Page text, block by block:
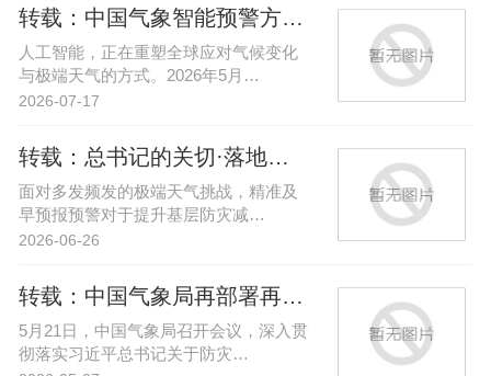
转载：中国气象智能预警方案“妈祖…
人工智能，正在重塑全球应对气候变化
与极端天气的方式。2026年5月…
2026-07-17
转载：总书记的关切·落地回响丨短…
面对多发频发的极端天气挑战，精准及
早预报预警对于提升基层防灾减…
2026-06-26
转载：中国气象局再部署再强化汛期…
5月21日，中国气象局召开会议，深入贯
彻落实习近平总书记关于防灾…